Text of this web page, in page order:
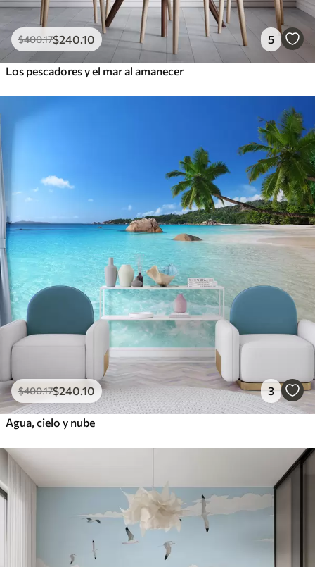
$400.17$240 .10 5
Los pescadores y el mar al amanecer
$400.17$240 .10 3
Agua, cielo y nube